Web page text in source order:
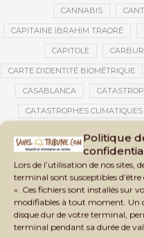
Politique
Lors de l’utilisation de nos
terminal sont susceptibles d’être
». Ces fichiers sont installés sur
modifiables à tout moment. Un
disque dur de votre terminal,
terminal pendant sa durée de
CANNABIS
CAPITAINE IBRAHIM TRAORÉ
CAPITOLE
CARTE D’IDENTITÉ BIOMÉTRIQUE
CASABLANCA
CATASTROPHES CLIMATIQUES
CEDEAO CÉDÉAO CEI
CEMAPI CEN-
CENTRAFRIQUE
CENTRALE SOLAIRE DE
CENTRE